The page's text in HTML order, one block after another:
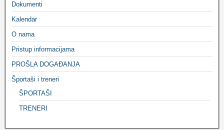
Dokumenti
Kalendar
O nama
Pristup informacijama
PROŠLA DOGAĐANJA
Športaši i treneri
ŠPORTAŠI
TRENERI